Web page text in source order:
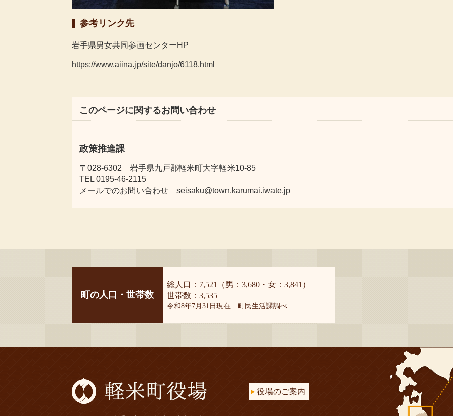
参考リンク先
岩手県男女共同参画センターHP
https://www.aiina.jp/site/danjo/6118.html
このページに関するお問い合わせ
政策推進課
〒028-6302 岩手県九戸郡軽米町大字軽米10-85
TEL 0195-46-2115
メールでのお問い合わせ seisaku@town.karumai.iwate.jp
町の人口・世帯数
総人口：7,521（男：3,680・女：3,841）
世帯数：3,535
令和8年7月31日現在 町民生活課調べ
役場のご案内